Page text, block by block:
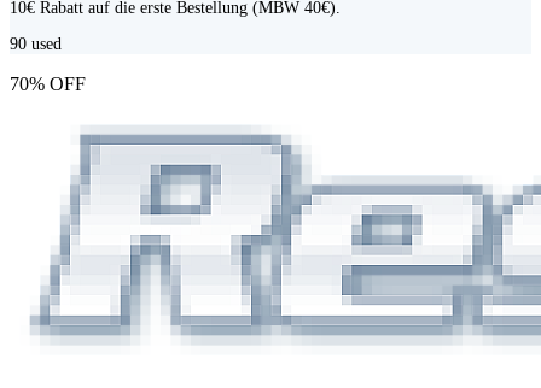
10€ Rabatt auf die erste Bestellung (MBW 40€).
90 used
70% OFF